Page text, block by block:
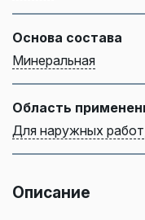
Основа состава
Минеральная
Область
Для наружных работ
Описание